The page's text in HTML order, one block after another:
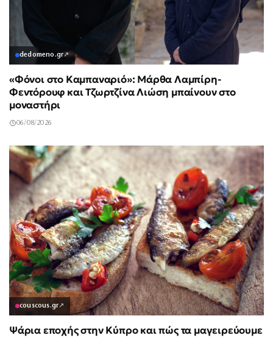
dedomeno.gr↗
«Φόνοι στο Καμπαναριό»: Μάρθα Λαμπίρη-
Φεντόρουφ και Τζωρτζίνα Λιώση μπαίνουν στο
μοναστήρι
06/08/2026
couscous.gr↗
Ψάρια εποχής στην Κύπρο και πώς τα μαγειρεύουμε